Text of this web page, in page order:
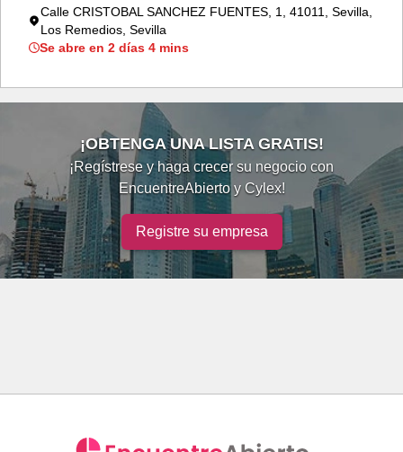
Calle CRISTOBAL SANCHEZ FUENTES, 1, 41011, Sevilla,
Los Remedios, Sevilla
Se abre en 2 días 4 mins
¡OBTENGA UNA LISTA GRATIS!
¡Regístrese y haga crecer su negocio con
EncuentreAbierto y Cylex!
Registre su empresa